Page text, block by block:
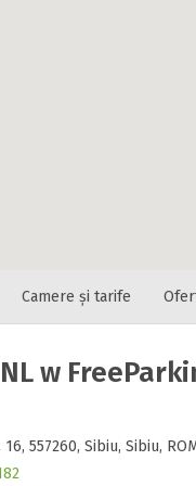
Camere și tarife
w
557260, Sibiu, Sibiu,
https://
E-mail
Numar